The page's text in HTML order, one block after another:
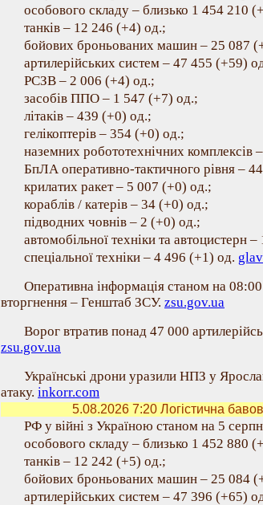
особового складу – близько 1 454 210
танків – 12 246 (+4) од.;
бойових броньованих машин – 25 087
артилерійських систем – 47 455 (+59)
РСЗВ – 2 006 (+4) од.;
засобів ППО – 1 547 (+7) од.;
літаків – 439 (+0) од.;
гелікоптерів – 354 (+0) од.;
наземних робототехнічних комплексів
БпЛА оперативно-тактичного рівня –
крилатих ракет – 5 007 (+0) од.;
кораблів / катерів – 34 (+0) од.;
підводних човнів – 2 (+0) од.;
автомобільної техніки та автоцистерн
спеціальної техніки – 4 496 (+1) од.
Оперативна інформація станом на
вторгнення – Генштаб ЗСУ. zsu.gov.ua
Ворог втратив понад 47 000
zsu.gov.ua
Українські дрони уразили НПЗ у
атаку. inkorr.com
5.08.2026 7:20 Логістична
РФ у війні з Україною станом на 5
особового складу – близько 1 452 880
танків – 12 242 (+5) од.;
бойових броньованих машин – 25 084
артилерійських систем – 47 396 (+65)